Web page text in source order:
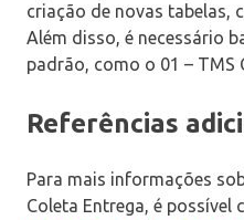
criação de novas tabelas,
Além disso, é necessário
padrão, como o 01 – TMS
Referências
Para mais informações
Coleta Entrega, é